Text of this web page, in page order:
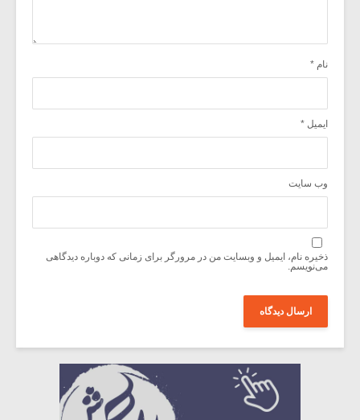
نام *
ایمیل *
وب‌ سایت
ذخیره نام، ایمیل و وبسایت من در مرورگر برای زمانی که دوباره دیدگاهی
می‌نویسم.